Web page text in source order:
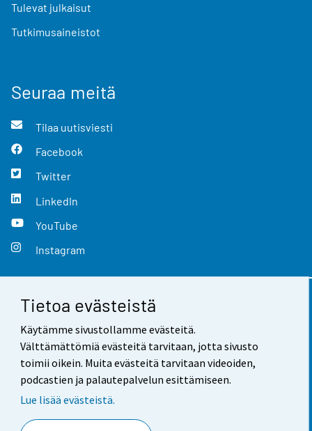
Tietoa evästeistä
Käytämme sivustollamme evästeitä.
Välttämättömiä evästeitä tarvitaan, jotta sivusto
toimii oikein. Muita evästeitä tarvitaan videoiden,
podcastien ja palautepalvelun esittämiseen.
Lue lisää evästeistä.
Tulevat julkaisut
Tutkimusaineistot
Seuraa meitä
Tilaa uutisviesti
Facebook
Twitter
LinkedIn
YouTube
Instagram
Yhteystiedot
Palaute
Käyttöehdot
Saavutettavuus